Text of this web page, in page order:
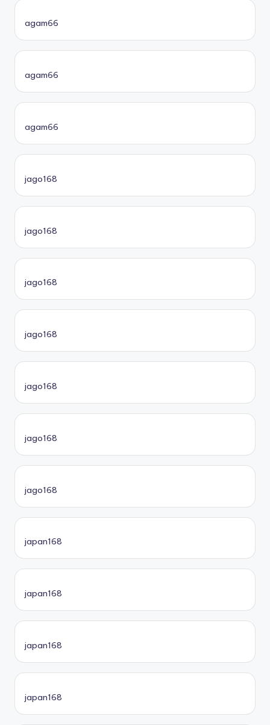
agam66
agam66
agam66
jago168
jago168
jago168
jago168
jago168
jago168
jago168
japan168
japan168
japan168
japan168